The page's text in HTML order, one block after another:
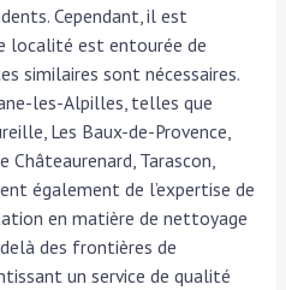
Cependant, il est
localité est entourée de
similaires sont nécessaires.
les-Alpilles, telles que
Les Baux-de-Provence,
Châteaurenard, Tarascon,
également de l’expertise de
en matière de nettoyage
des frontières de
un service de qualité